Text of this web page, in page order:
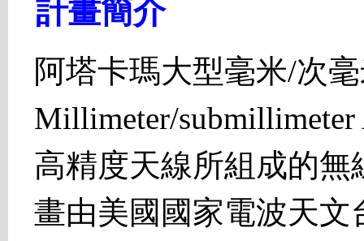
計畫簡介
阿塔卡瑪大型毫米/次
Millimeter/
高精度天線所組成的
畫由美國國家電波天文